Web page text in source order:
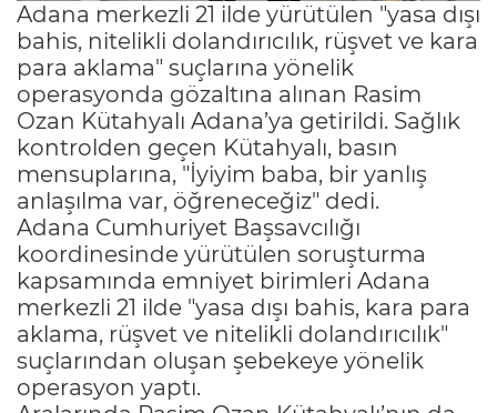
Adana merkezli 21 ilde yürütülen "yasa dışı
bahis, nitelikli dolandırıcılık, rüşvet ve kara
para aklama" suçlarına yönelik
operasyonda gözaltına alınan Rasim
Ozan Kütahyalı Adana’ya getirildi. Sağlık
kontrolden geçen Kütahyalı, basın
mensuplarına, "İyiyim baba, bir yanlış
anlaşılma var, öğreneceğiz" dedi.
Adana Cumhuriyet Başsavcılığı
koordinesinde yürütülen soruşturma
kapsamında emniyet birimleri Adana
merkezli 21 ilde "yasa dışı bahis, kara para
aklama, rüşvet ve nitelikli dolandırıcılık"
suçlarından oluşan şebekeye yönelik
operasyon yaptı.